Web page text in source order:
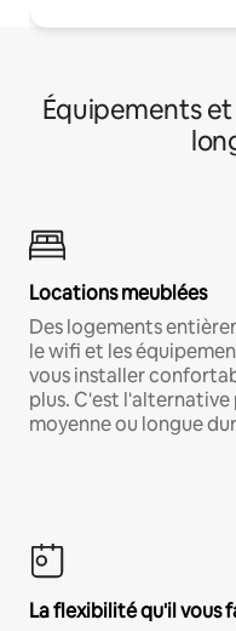
Équipements
Locations meublées
Des logements
le wifi et les
vous installer
plus. C'est
moyenne ou longue
La flexibilité qu'il vous